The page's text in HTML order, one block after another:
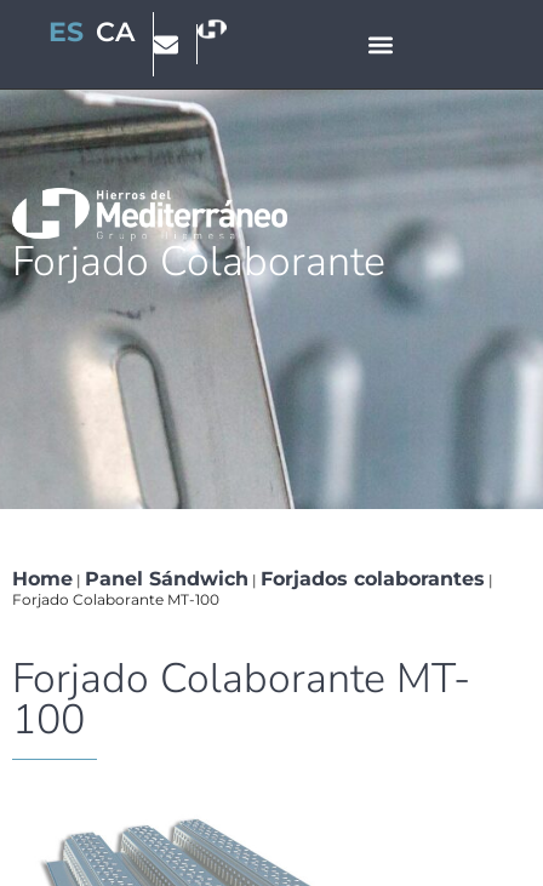
ES CA
Forjado Colaborante
Home | Panel Sándwich | Forjados colaborantes |
Forjado Colaborante MT-100
Forjado Colaborante MT-
100